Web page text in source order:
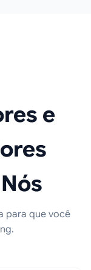
e
para que você